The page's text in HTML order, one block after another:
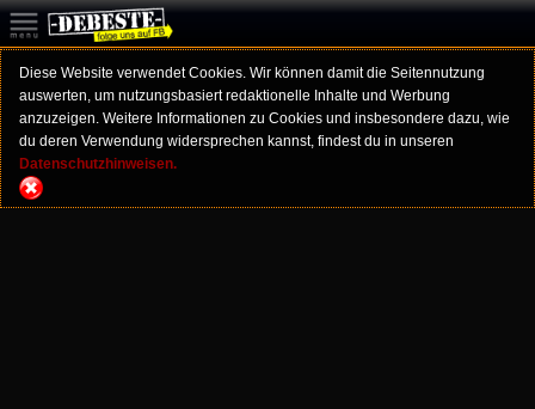
Diese Website verwendet Cookies. Wir können damit die Seitennutzung
auswerten, um nutzungsbasiert redaktionelle Inhalte und Werbung
anzuzeigen. Weitere Informationen zu Cookies und insbesondere dazu, wie
du deren Verwendung widersprechen kannst, findest du in unseren
Datenschutzhinweisen.